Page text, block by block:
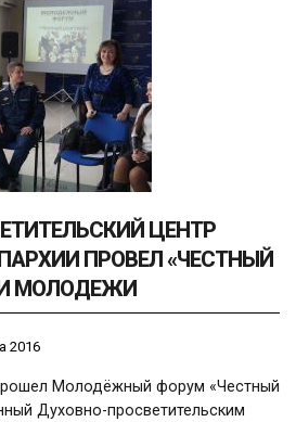
ЦЕНТР
ПРОВЕЛ «ЧЕСТНЫЙ
МОЛОДЕЖИ
2016
Молодёжный форум «Честный
Духовно-просветительским